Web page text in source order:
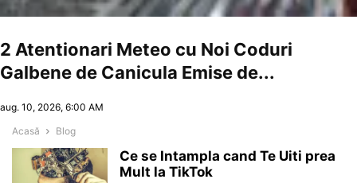
2 Atentionari Meteo cu Noi Coduri
Galbene de Canicula Emise de...
aug. 10, 2026, 6:00 AM
Acasă
Blog
Ce se Intampla cand Te Uiti prea
Mult la TikTok